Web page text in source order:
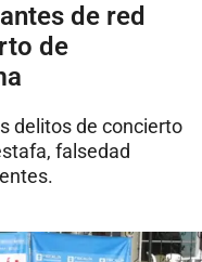
de red
de
delitos de concierto
falsedad